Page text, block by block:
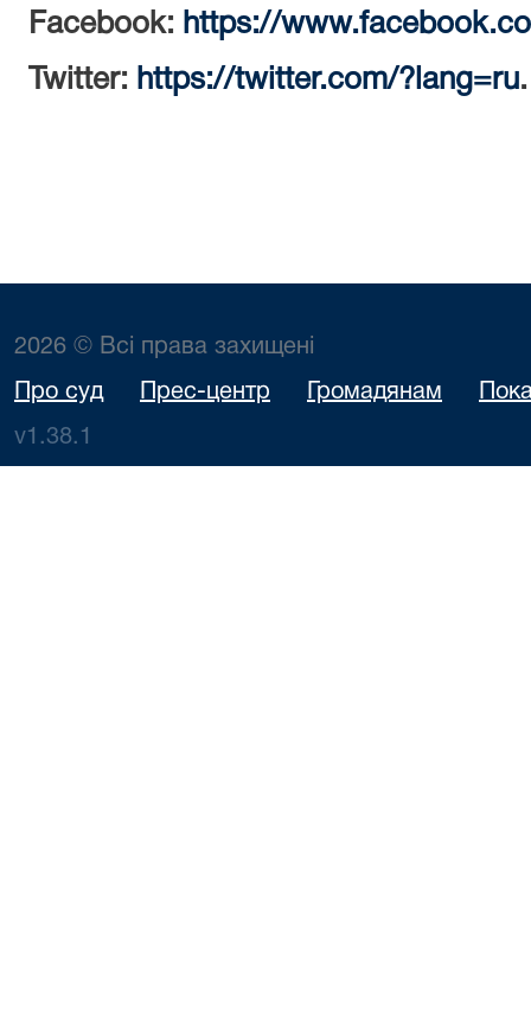
Facebook: https://
Twitter: https://twitter.com/?lang=ru.
2026 © Всі права захищені
Про суд Прес-центр Громадянам
v1.38.1